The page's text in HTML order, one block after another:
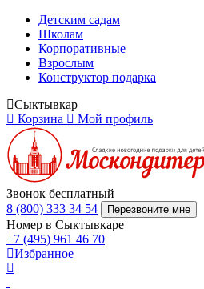
Детским садам
Школам
Корпоративные
Взрослым
Конструктор подарка
Сыктывкар
Корзина
Мой профиль
Звонок бесплатный
8 (800) 333 34 54
Перезвоните мне
Номер в Сыктывкаре
+7 (495) 961 46 70
Избранное